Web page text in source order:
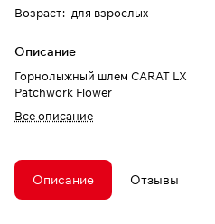
Возраст: для взрослых
Описание
Горнолыжный шлем CARAT LX
Patchwork Flower
Все описание
Описание Отзывы